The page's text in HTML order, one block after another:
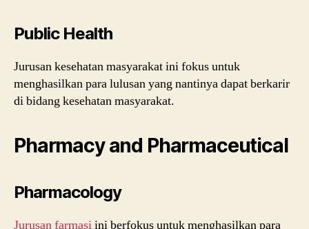
Public Health
Jurusan kesehatan masyarakat ini fokus untuk
menghasilkan para lulusan yang nantinya dapat berkarir
di bidang kesehatan masyarakat.
Pharmacy and Pharmaceutical
Pharmacology
Jurusan farmasiini berfokus untuk menghasilkan para